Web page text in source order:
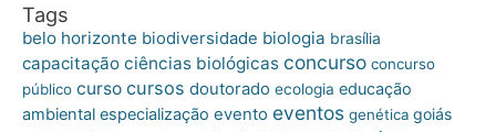
Tags
belo horizonte biodiversidade biologia brasília
capacitação ciências biológicas concurso concurso
público curso cursos doutorado ecologia educação
ambiental especialização evento eventos genética goiás